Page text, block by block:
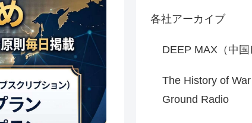
各社アーカイブ
DEEP MAX（中国
The History of
Ground Radio